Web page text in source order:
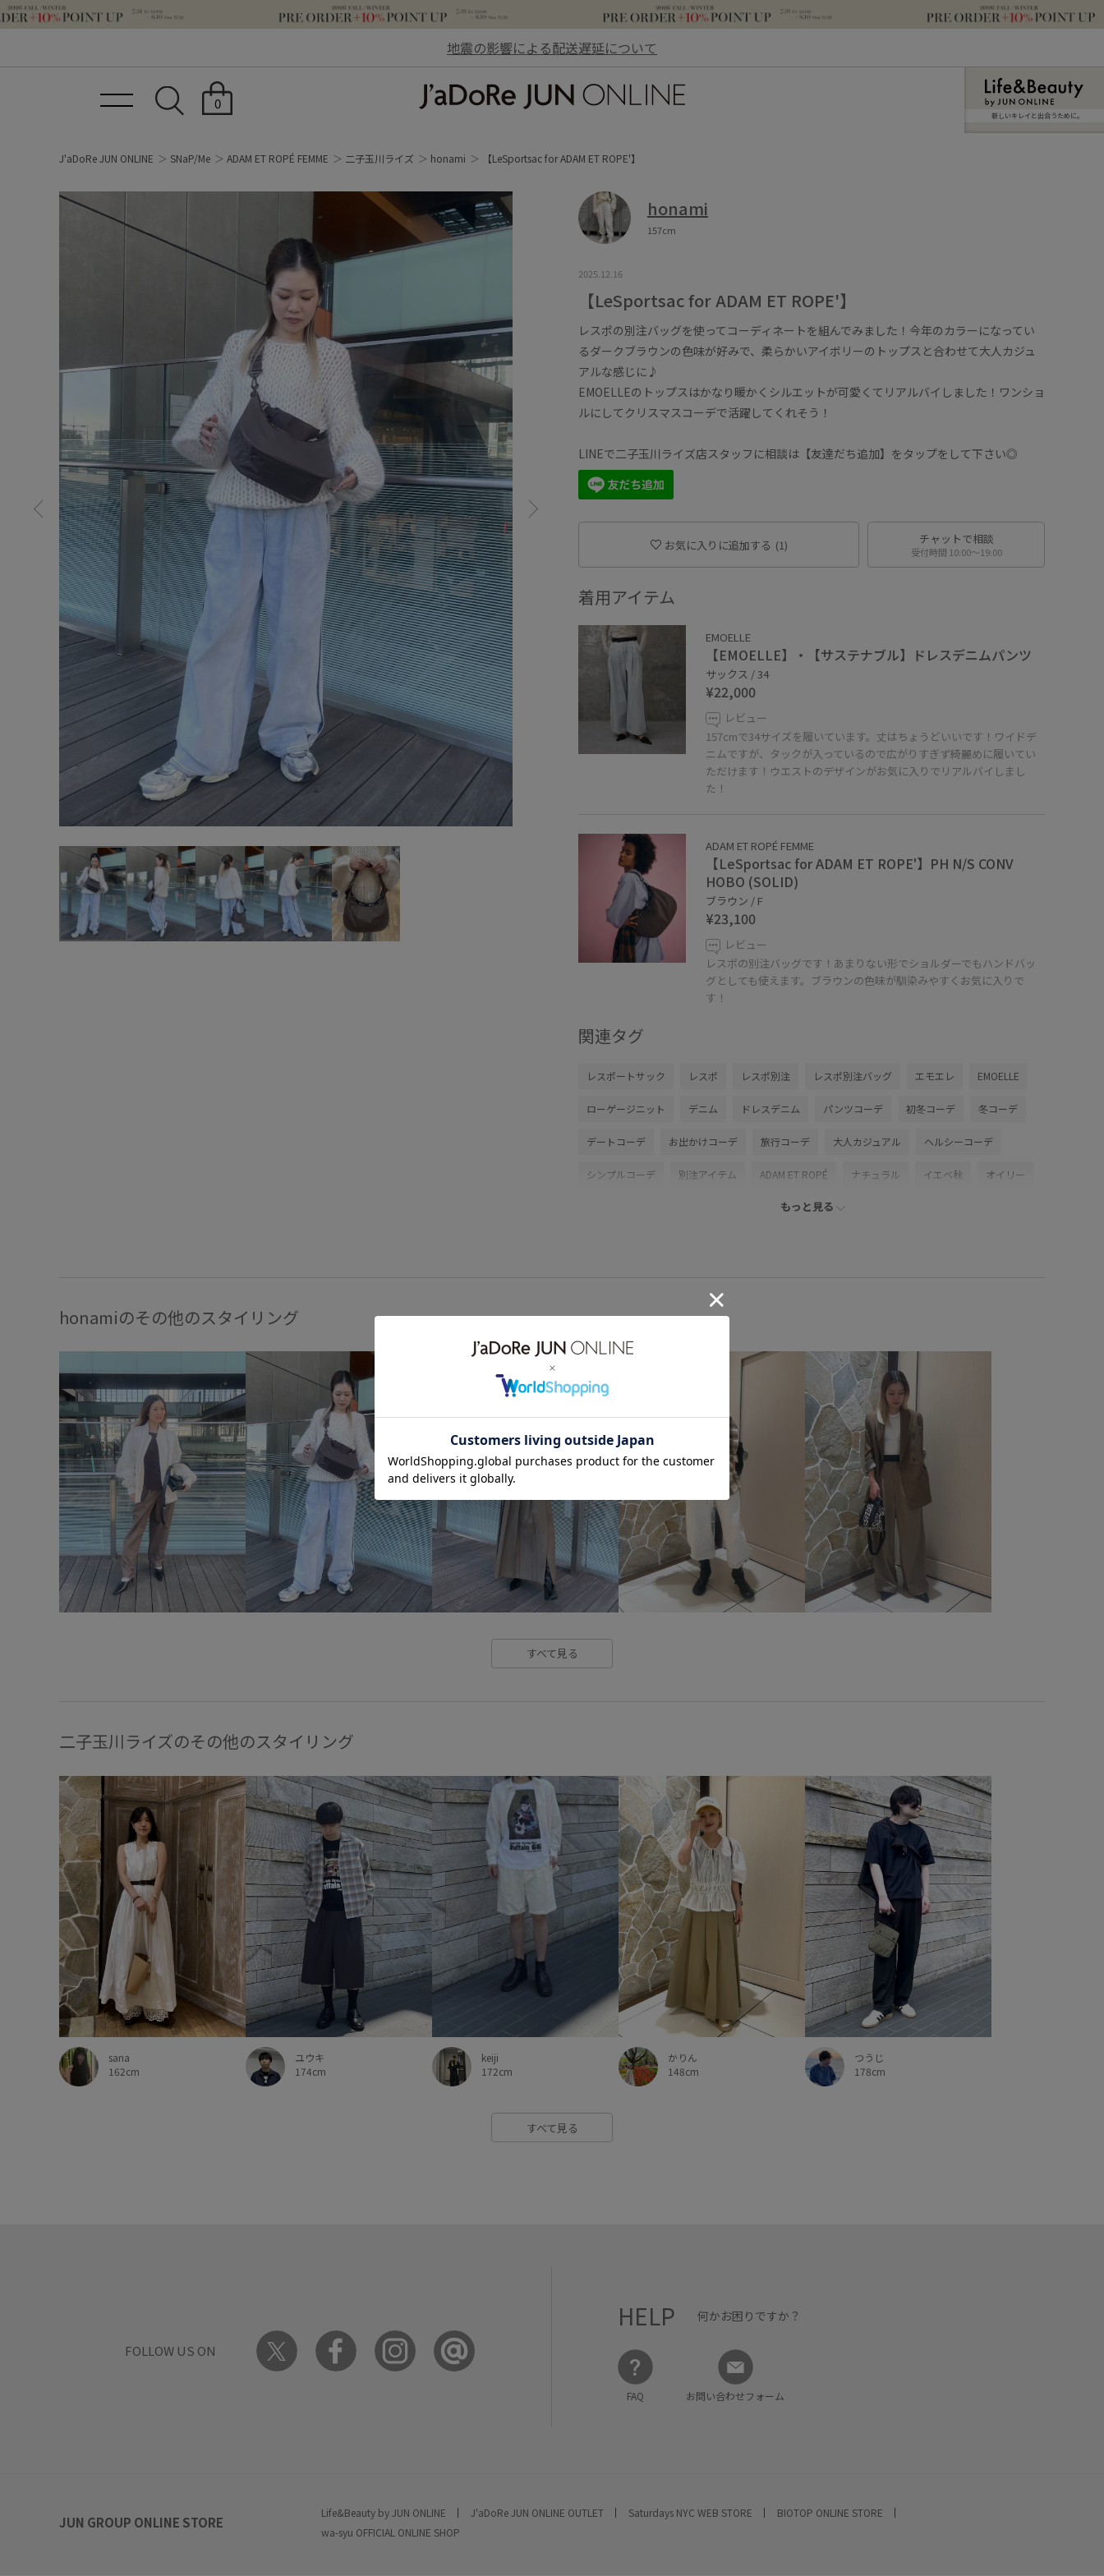
地震の影響による配送遅延について
0
新しいキレイと出合うために。
J'aDoRe JUN ONLINE SNaP/Me ADAM ET ROPÉ FEMME 二子玉川ライズ honami 【LeSportsac for ADAM ET ROPE'】
honami
157cm
2025.12.16
【LeSportsac for ADAM ET ROPE'】
レスポの別注バッグを使ってコーディネートを組んでみました！今年のカラーになってい
るダークブラウンの色味が好みで、柔らかいアイボリーのトップスと合わせて大人カジュ
アルな感じに♪
EMOELLEのトップスはかなり暖かくシルエットが可愛くてリアルバイしました！ワンショ
ルにしてクリスマスコーデで活躍してくれそう！
LINEで二子玉川ライズ店スタッフに相談は【友達だち追加】をタップをして下さい◎
お気に入りに追加する (1) チャットで相談
受付時間 10:00〜19:00
着用アイテム
EMOELLE
【EMOELLE】・【サステナブル】ドレスデニムパンツ
サックス / 34
¥22,000
レビュー
157cmで34サイズを履いています。丈はちょうどいいです！ワイドデ
ニムですが、タックが入っているので広がりすぎず綺麗めに履いてい
ただけます！ウエストのデザインがお気に入りでリアルバイしまし
た！
ADAM ET ROPÉ FEMME
【LeSportsac for ADAM ET ROPE'】PH N/S CONV
HOBO (SOLID)
ブラウン / F
¥23,100
レビュー
レスポの別注バッグです！あまりない形でショルダーでもハンドバッ
グとしても使えます。ブラウンの色味が馴染みやすくお気に入りで
す！
関連タグ
レスポートサック レスポ レスポ別注 レスポ別注バッグ エモエレ EMOELLE
ローゲージニット デニム ドレスデニム パンツコーデ 初冬コーデ 冬コーデ
デートコーデ お出かけコーデ 旅行コーデ 大人カジュアル ヘルシーコーデ
シンプルコーデ 別注アイテム ADAM ET ROPÉ ナチュラル イエベ秋 オイリー
デニムパンツ
コーディネートのアクセント
シンプル
ニュアンスがある ブラウス
形がかわいい 春夏 着心地が良い
細く見える 透け感
もっと見る
honamiのその他のスタイリング
すべて見る
二子玉川ライズのその他のスタイリング
sana
162cm
ユウキ
174cm
keiji
172cm
かりん
148cm
つうじ
178cm
すべて見る
FOLLOW US ON
HELP 何かお困りですか？
FAQ お問い合わせフォーム
JUN GROUP ONLINE STORE
Life&Beauty by JUN ONLINE J'aDoRe JUN ONLINE OUTLET Saturdays NYC WEB STORE
BIOTOP ONLINE STORE
wa-syu OFFICIAL ONLINE SHOP